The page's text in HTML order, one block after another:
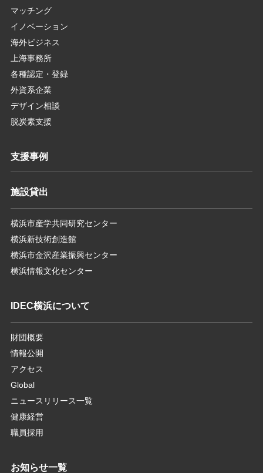
マッチング
イノベーション
海外ビジネス
上海事務所
各種認定・登録
外資系企業
デザイン相談
脱炭素支援
支援事例
施設貸出
横浜市産学共同研究センター
横浜新技術創造館
横浜市金沢産業振興センター
横浜情報文化センター
IDEC横浜について
財団概要
情報公開
アクセス
Global
ニュースリリース一覧
健康経営
職員採用
お知らせ一覧